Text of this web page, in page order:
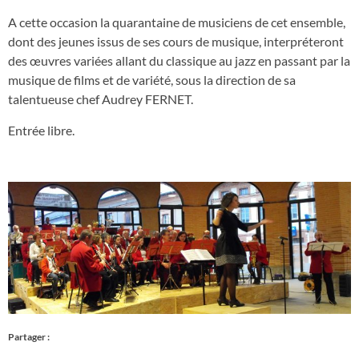
A cette occasion la quarantaine de musiciens de cet ensemble,
dont des jeunes issus de ses cours de musique, interpréteront
des œuvres variées allant du classique au jazz en passant par la
musique de films et de variété, sous la direction de sa
talentueuse chef Audrey FERNET.
Entrée libre.
Partager :